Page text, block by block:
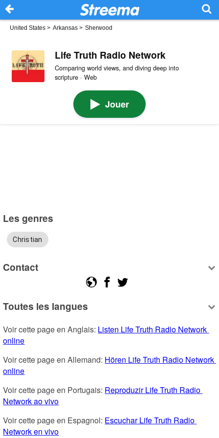
United States > Arkansas > Sherwood
Life Truth Radio Network
Comparing world views, and diving deep into
scripture · Web
Jouer
Les genres
Christian
Contact
Toutes les langues
Voir cette page en Anglais: Listen Life Truth Radio Network
online
Voir cette page en Allemand: Hören Life Truth Radio Network
online
Voir cette page en Portugais: Reproduzir Life Truth Radio
Network ao vivo
Voir cette page en Espagnol: Escuchar Life Truth Radio
Network en vivo